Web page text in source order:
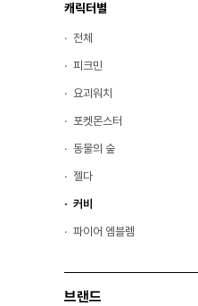
캐릭터별
전체
피크민
요괴워치
포켓몬스터
동물의 숲
젤다
커비
파이어 엠블렘
브랜드